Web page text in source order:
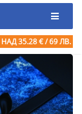
НАД 35.28 € / 69 ЛВ.